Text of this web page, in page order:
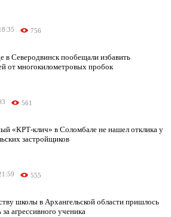
756
в Северодвинск пообещали избавить
от многокилометровых пробок
561
«КРТ-клич» в Соломбале не нашел отклика у
застройщиков
555
школы в Архангельской области пришлось
за агрессивного ученика